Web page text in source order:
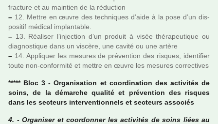
frac­ture et au main­tien de la réduc­tion
– 12. Mettre en œuvre des tech­ni­ques d’aide à la pose d’un dis­
po­si­tif médi­cal implan­ta­ble.
– 13. Réaliser l’injec­tion d’un pro­duit à visée thé­ra­peu­ti­que ou
diag­nos­ti­que dans un vis­cère, une cavité ou une artère
– 14. Appliquer les mesu­res de pré­ven­tion des ris­ques, iden­ti­fier
toute non-confor­mité et mettre en œuvre les mesu­res cor­rec­ti­ves
***** Bloc 3 - Organisation et coor­di­na­tion des acti­vi­tés de
soins, de la démar­che qua­lité et pré­ven­tion des ris­ques
dans les sec­teurs inter­ven­tion­nels et sec­teurs asso­ciés
4. - Organiser et coor­don­ner les acti­vi­tés de soins liées au